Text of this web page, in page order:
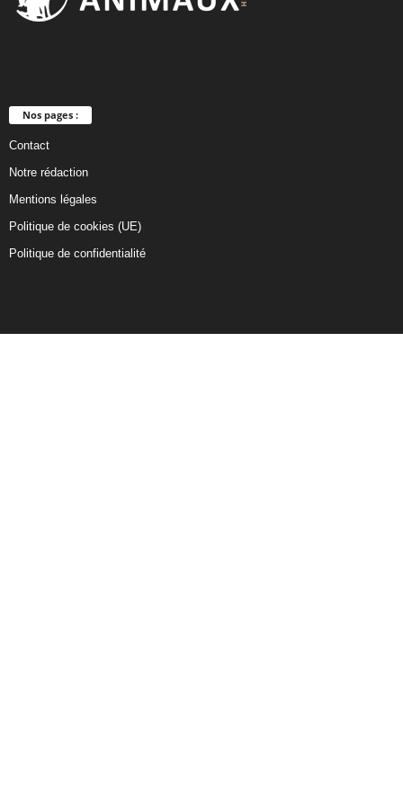
Nos pages :
Contact
Notre rédaction
Mentions légales
Politique de cookies (UE)
Politique de confidentialité